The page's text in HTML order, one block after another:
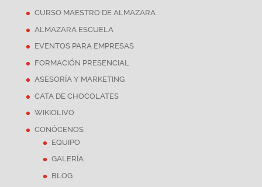
CURSO MAESTRO DE ALMAZARA
ALMAZARA ESCUELA
EVENTOS PARA EMPRESAS
FORMACIÓN PRESENCIAL
ASESORÍA Y MARKETING
CATA DE CHOCOLATES
WIKIOLIVO
CONÓCENOS
EQUIPO
GALERÍA
BLOG